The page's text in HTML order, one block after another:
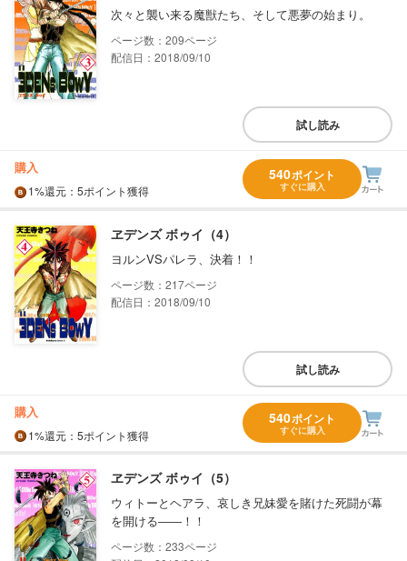
次々と襲い来る魔獣たち、そして悪夢の始まり。
209
配信日：2018/09/10
試し読み
購入
1%還元 ：5ポイント獲得
540ポイント
すぐに購入
ヱデンズ ボゥイ（4）
ヨルンVSパレラ、決着！！
217
配信日：2018/09/10
試し読み
購入
1%還元 ：5ポイント獲得
540ポイント
すぐに購入
ヱデンズ ボゥイ（5）
ウィトーとヘアラ、哀しき兄妹愛を賭けた死闘が幕
を開ける――！！
233